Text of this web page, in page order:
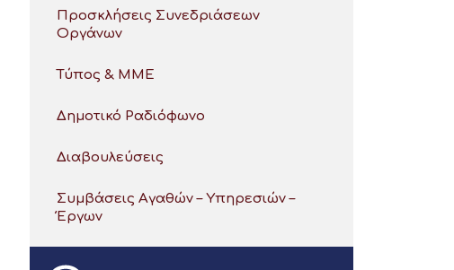
Προσκλήσεις Συνεδριάσεων
Οργάνων
Τύπος & ΜΜΕ
Δημοτικό Ραδιόφωνο
Διαβουλεύσεις
Συμβάσεις Αγαθών – Υπηρεσιών –
Έργων